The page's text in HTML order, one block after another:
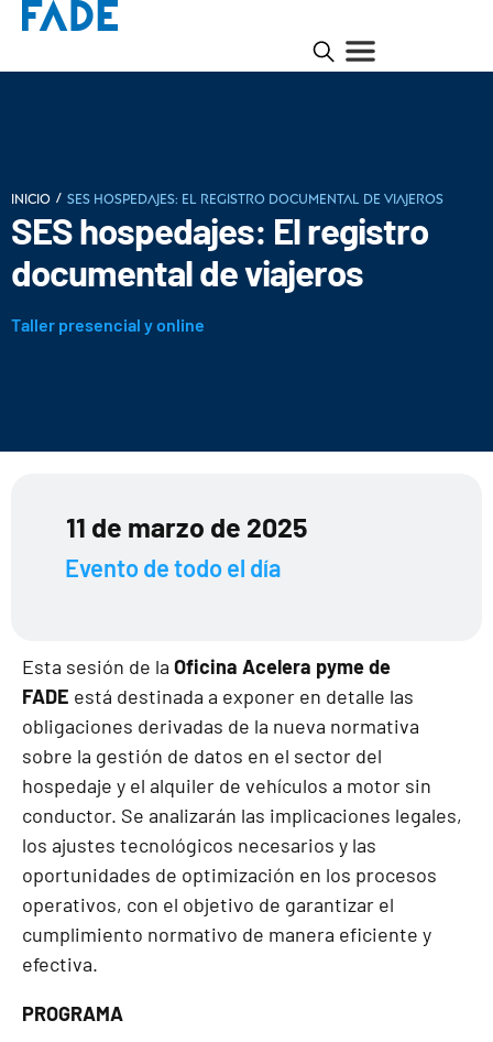
INICIO / SES hospedajes: El registro documental de viajeros
SES hospedajes: El registro
documental de viajeros
Taller presencial y online
11 de marzo de 2025
Evento de todo el día
Esta sesión de la Oficina Acelera pyme de
FADE está destinada a exponer en detalle las
obligaciones derivadas de la nueva normativa
sobre la gestión de datos en el sector del
hospedaje y el alquiler de vehículos a motor sin
conductor. Se analizarán las implicaciones legales,
los ajustes tecnológicos necesarios y las
oportunidades de optimización en los procesos
operativos, con el objetivo de garantizar el
cumplimiento normativo de manera eficiente y
efectiva.
PROGRAMA